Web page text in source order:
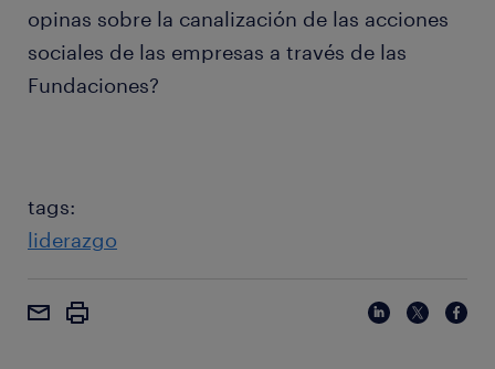
opinas sobre la canalización de las acciones
sociales de las empresas a través de las
Fundaciones?
tags:
liderazgo